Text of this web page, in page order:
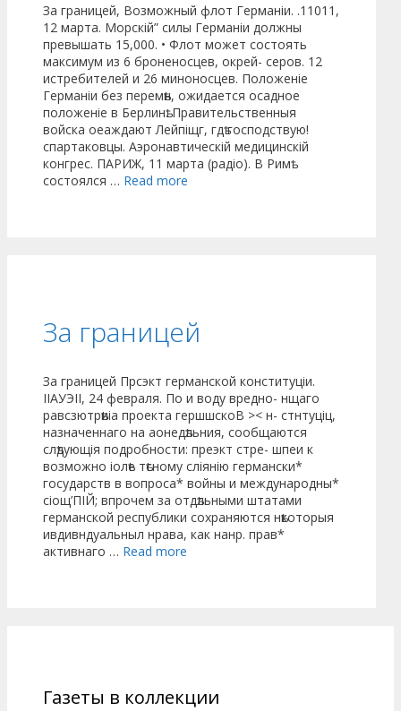
За границей, Возможный флот Германіи. .11011,
12 марта. Морскій” силы Германіи должны
превышать 15,000. • Флот может состоять
максимум из 6 броненосцев, окрей- серов. 12
истребителей и 26 миноносцев. Положеніе
Германіи без перемѣн, ожидается осадное
положеніе в Берлинѣ. Правительственныя
войска оеаждают Лейпіщг, гдѣ господствую!
спартаковцы. Аэронавтическій медицинскій
конгрес. ПАРИЖ, 11 марта (радіо). В Римѣ
состоялся … Read more
За границей
За границей Прсэкт германской конституціи.
ІІАУЭІІ, 24 февраля. По и воду вредно- нщаго
равсзютрѣиіа проекта гершшскоВ >< н- стнтуціц,
назначеннаго на аонедѣльния, сообщаются
слѣдующія подробности: преэкт стре- шпеи к
возможно іолѣе тѣсному сліянію германски*
государств в вопроса* войны и международны*
сіощ’ПІЙ; впрочем за отдѣльными штатами
германской республики сохраняются нѣкоторыя
ивдивндуальныл нрава, как нанр. прав*
активнаго … Read more
Газеты в коллекции